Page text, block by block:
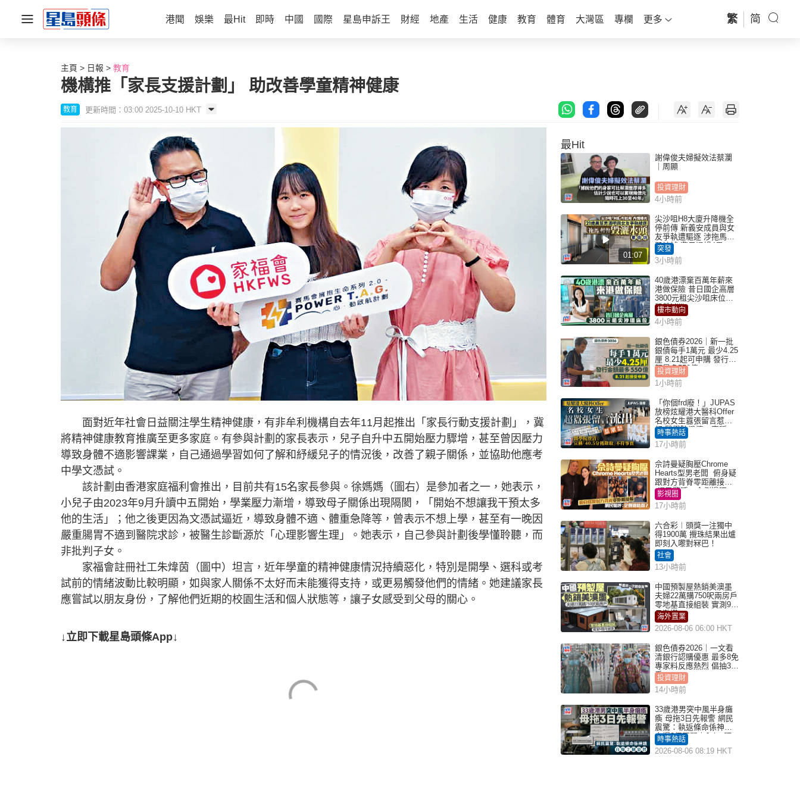
港聞 娛樂 最Hit 即時 中國 國際 星島申訴王 財經 地產 生活 健康 教育 體育 大灣區 專欄 更多 繁 简
主頁 日報 教育
機構推「家長支援計劃」 助改善學童精神健康
教育 更新時間：03:00 2025-10-10 HKT
面對近年社會日益關注學生精神健康，有非牟利機構自去年11月起推出「家長行動支援計劃」，冀
將精神健康教育推廣至更多家庭。有參與計劃的家長表示，兒子自升中五開始壓力驟增，甚至曾因壓力
導致身體不適影響課業，自己通過學習如何了解和紓緩兒子的情況後，改善了親子關係，並協助他應考
中學文憑試。
該計劃由香港家庭福利會推出，目前共有15名家長參與。徐媽媽（圖右）是參加者之一，她表示，
小兒子由2023年9月升讀中五開始，學業壓力漸增，導致母子關係出現隔閡，「開始不想讓我干預太多
他的生活」；他之後更因為文憑試逼近，導致身體不適、體重急降等，曾表示不想上學，甚至有一晚因
嚴重腸胃不適到醫院求診，被醫生診斷源於「心理影響生理」。她表示，自己參與計劃後學懂聆聽，而
非批判子女。
家福會註冊社工朱煒茵（圖中）坦言，近年學童的精神健康情況持續惡化，特別是開學、選科或考
試前的情緒波動比較明顯，如與家人關係不太好而未能獲得支持，或更易觸發他們的情緒。她建議家長
應嘗試以朋友身份，了解他們近期的校園生活和個人狀態等，讓子女感受到父母的關心。
↓立即下載星島頭條App↓
最Hit
謝偉俊夫婦擬效法蔡瀾
｜周顯
投資理財
4小時前
01:07
尖沙咀H8大廈升降機全
停前傳 新義安成員與女
友爭執遭驅逐 涉拖馬刑
毀被捕 警另通緝4男
突發
3小時前
40歲港漂棄百萬年薪來
港做保險 昔日國企高層
3800元租尖沙咀床位｜
租盤Million
樓市動向
4小時前
銀色債券2026｜新一批
銀債每手1萬元 最少4.25
厘 8.21起可申購 發行金
額最多550億
投資理財
1小時前
「你個frd廢！」JUPAS
放榜炫耀港大醫科Offer
名校女生囂張留言惹眾
怒 醫學院澄清：宣稱
「40.5分獲錄取」不符事
實｜Juicy叮
時事熱話
17小時前
佘詩曼疑胸壓Chrome
Hearts型男老闆 俯身疑
跟對方背脊零距離接觸
網民驚呼：企側邊唔
得？
影視圈
17小時前
六合彩︱頭獎一注獨中
得1900萬 攪珠結果出爐
即刻入嚟對冧巴！
社會
13小時前
中國預製屋熱銷美澳墨
夫婦22萬購750呎兩房戶
零地基直接組裝 實測9個
月激讚
海外置業
2026-08-06 06:00 HKT
銀色債券2026｜一文看
清銀行認購優惠 最多8免
專家料反應熱烈 倡抽30
手
投資理財
14小時前
33歲港男突中風半身癱
瘓 母拖3日先報警 網民
震驚：執返條命係神蹟
自爆2個惡習｜Juicy叮
時事熱話
2026-08-06 08:19 HKT